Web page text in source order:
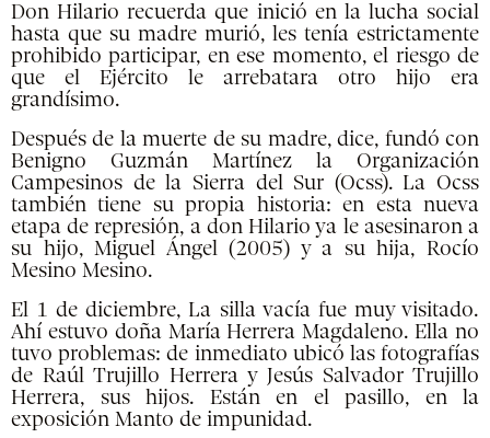
Don Hilario recuerda que inició en la lucha social
hasta que su madre murió, les tenía estrictamente
prohibido participar, en ese momento, el riesgo de
que el Ejército le arrebatara otro hijo era
grandísimo.
Después de la muerte de su madre, dice, fundó con
Benigno Guzmán Martínez la Organización
Campesinos de la Sierra del Sur (Ocss). La Ocss
también tiene su propia historia: en esta nueva
etapa de represión, a don Hilario ya le asesinaron a
su hijo, Miguel Ángel (2005) y a su hija, Rocío
Mesino Mesino.
El 1 de diciembre, La silla vacía fue muy visitado.
Ahí estuvo doña María Herrera Magdaleno. Ella no
tuvo problemas: de inmediato ubicó las fotografías
de Raúl Trujillo Herrera y Jesús Salvador Trujillo
Herrera, sus hijos. Están en el pasillo, en la
exposición Manto de impunidad.